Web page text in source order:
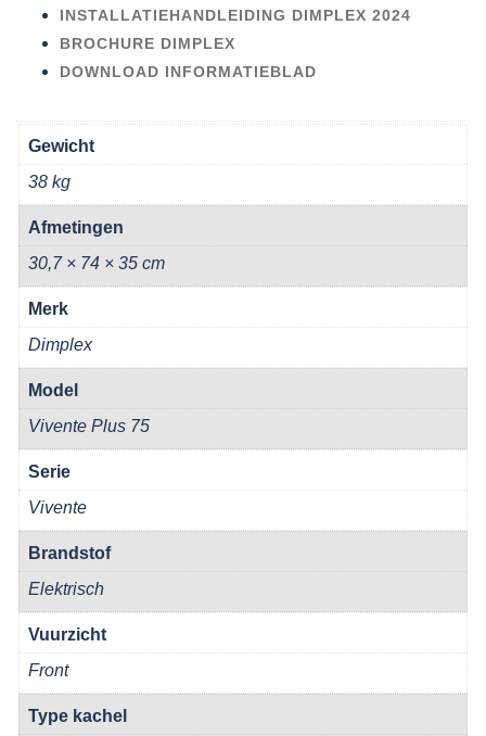
INSTALLATIEHANDLEIDING DIMPLEX 2024
BROCHURE DIMPLEX
DOWNLOAD INFORMATIEBLAD
Gewicht
38 kg
Afmetingen
30,7 × 74 × 35 cm
Merk
Dimplex
Model
Vivente Plus 75
Serie
Vivente
Brandstof
Elektrisch
Vuurzicht
Front
Type kachel